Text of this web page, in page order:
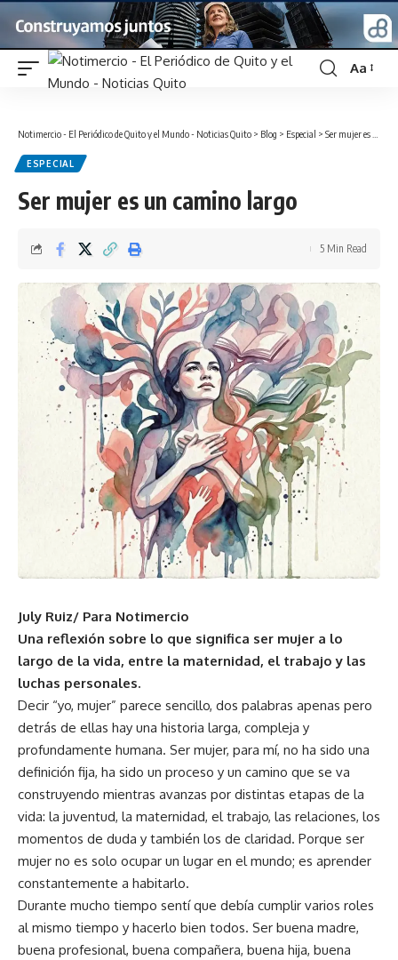
Font
Aa
Notimercio - El Periódico de Quito y el Mundo - Noticias Quito > Blog > Especial > Ser mujer es un camino largo
ESPECIAL
Ser mujer es un camino largo
5 Min Read
July Ruiz/ Para Notimercio
Una reflexión sobre lo que significa ser mujer a lo
largo de la vida, entre la maternidad, el trabajo y las
luchas personales.
Decir “yo, mujer” parece sencillo, dos palabras apenas pero
detrás de ellas hay una historia larga, compleja y
profundamente humana. Ser mujer, para mí, no ha sido una
definición fija, ha sido un proceso y un camino que se va
construyendo mientras avanzas por distintas etapas de la
vida: la juventud, la maternidad, el trabajo, las relaciones, los
momentos de duda y también los de claridad. Porque ser
mujer no es solo ocupar un lugar en el mundo; es aprender
constantemente a habitarlo.
Durante mucho tiempo sentí que debía cumplir varios roles
al mismo tiempo y hacerlo bien todos. Ser buena madre,
buena profesional, buena compañera, buena hija, buena